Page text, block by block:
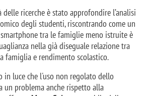
delle ricerche è stato approfondire l’analisi
degli studenti, riscontrando come un
tra le famiglie meno istruite è
nella già diseguale relazione tra
famiglia e rendimento scolastico.
in luce che l'uso non regolato dello
un problema anche rispetto alla